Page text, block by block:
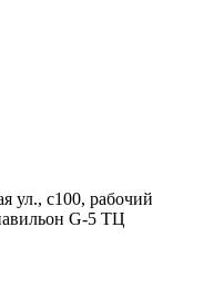
ул., с100, рабочий
G-5 ТЦ